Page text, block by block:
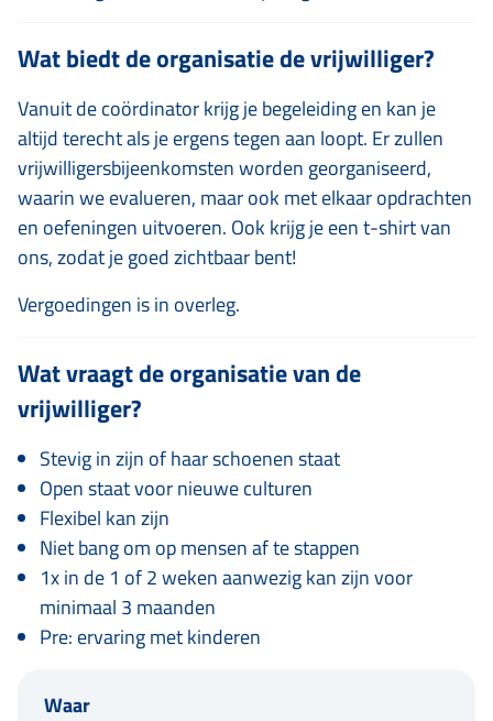
Wat biedt de organisatie de vrijwilliger?
Vanuit de coördinator krijg je begeleiding en kan je
altijd terecht als je ergens tegen aan loopt. Er zullen
vrijwilligersbijeenkomsten worden georganiseerd,
waarin we evalueren, maar ook met elkaar opdrachten
en oefeningen uitvoeren. Ook krijg je een t-shirt van
ons, zodat je goed zichtbaar bent!
Vergoedingen is in overleg.
Wat vraagt de organisatie van de
vrijwilliger?
Stevig in zijn of haar schoenen staat
Open staat voor nieuwe culturen
Flexibel kan zijn
Niet bang om op mensen af te stappen
1x in de 1 of 2 weken aanwezig kan zijn voor
minimaal 3 maanden
Pre: ervaring met kinderen
Waar